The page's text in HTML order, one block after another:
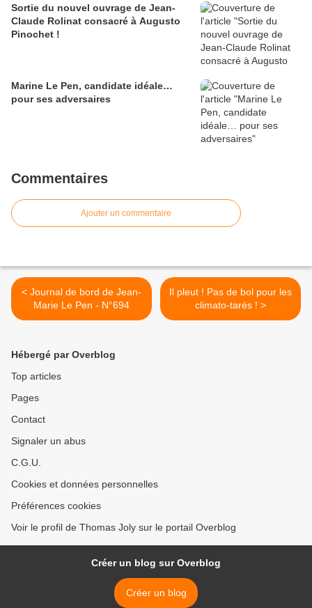
Sortie du nouvel ouvrage de Jean-
Claude Rolinat consacré à Augusto
Pinochet !
Marine Le Pen, candidate idéale…
pour ses adversaires
Commentaires
Ajouter un commentaire
< Journal de bord de Jean-
Marie Le Pen - N°694
Il pleut ! Pas de bol pour les
climato-tarés ! >
Hébergé par Overblog
Top articles
Pages
Contact
Signaler un abus
C.G.U.
Cookies et données personnelles
Préférences cookies
Voir le profil de Thomas Joly sur le portail Overblog
Créer un blog sur Overblog
Créer un blog